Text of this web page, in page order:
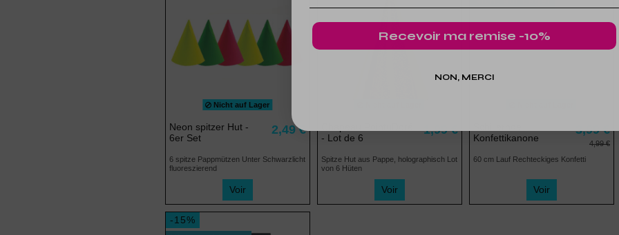
Nicht auf Lager
Neon spitzer Hut -
6er Set
2,49 €
6 spitze Pappmützen Unter Schwarzlicht
fluoreszierend
Voir
- Lot de 6
1,99 €
Spitze Hut aus Pappe, holographisch Lot
von 6 Hüten
Voir
Konfettikanone
3,99 €
4,99 €
60 cm Lauf Rechteckiges Konfetti
Voir
-15%
Recevoir ma remise -10%
NON, MERCI